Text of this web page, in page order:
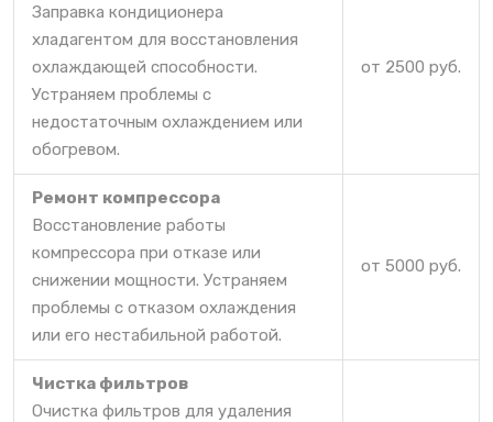
Заправка кондиционера
хладагентом для восстановления
охлаждающей способности.
Устраняем проблемы с
недостаточным охлаждением или
обогревом.
от 2500 руб.
Ремонт компрессора
Восстановление работы
компрессора при отказе или
снижении мощности. Устраняем
проблемы с отказом охлаждения
или его нестабильной работой.
от 5000 руб.
Чистка фильтров
Очистка фильтров для удаления